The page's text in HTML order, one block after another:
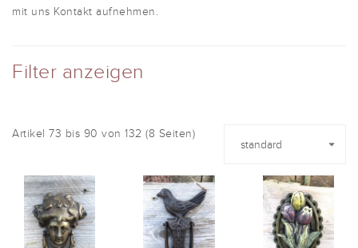
mit uns Kontakt aufnehmen.
Filter anzeigen
Artikel 73 bis 90 von 132 (8 Seiten)